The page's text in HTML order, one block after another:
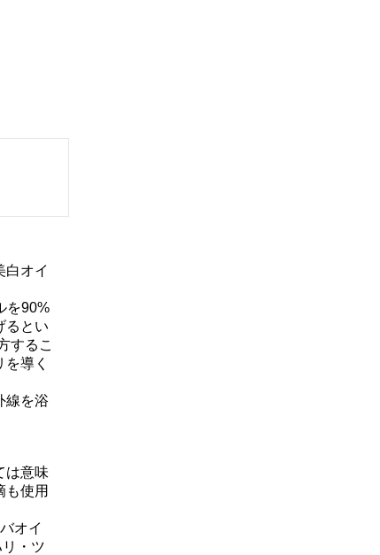
白オイ
を90%
るとい
するこ
導く
線を浴
は意味
も使用
オイ
・ツ